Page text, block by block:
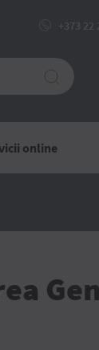
+373 22
online